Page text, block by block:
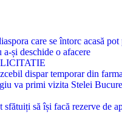
care se întorc acasă
a-și deschide o afacere
dispar temporar din
va primi vizita Stelei
să își facă rezerve de